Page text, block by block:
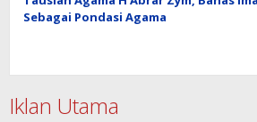
Sebagai Pondasi Agama
Iklan Utama